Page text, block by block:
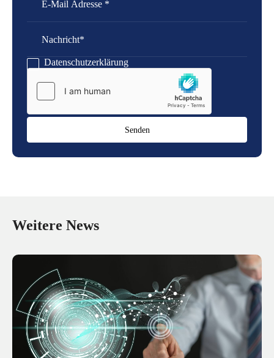
Datenschutzerklärung
Weitere News